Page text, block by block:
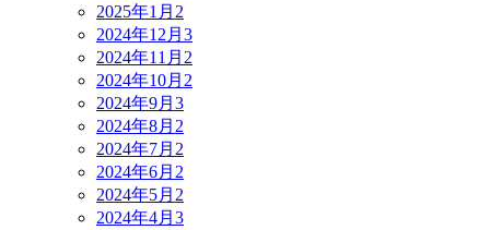
2025年1月 2
2024年12月 3
2024年11月 2
2024年10月 2
2024年9月 3
2024年8月 2
2024年7月 2
2024年6月 2
2024年5月 2
2024年4月 3